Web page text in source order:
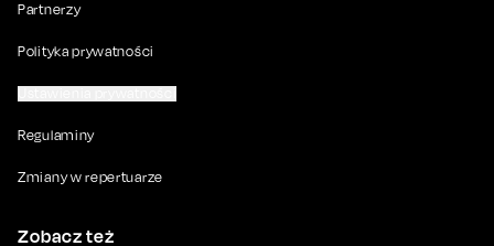
Partnerzy
Polityka prywatności
Regulaminy
Zmiany w repertuarze
Zobacz też